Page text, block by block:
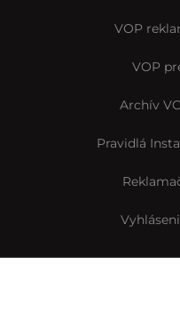
VOP
VOP
Archív
Pravidlá